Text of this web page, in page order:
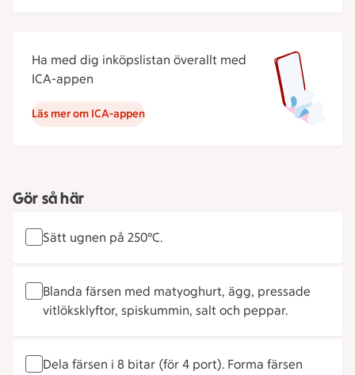
Ha med dig inköpslistan överallt med
ICA-appen
Läs mer om ICA-appen
Gör så här
Sätt ugnen på 250°C.
Blanda färsen med matyoghurt, ägg, pressade
vitlöksklyftor, spiskummin, salt och peppar.
Dela färsen i 8 bitar (för 4 port). Forma färsen